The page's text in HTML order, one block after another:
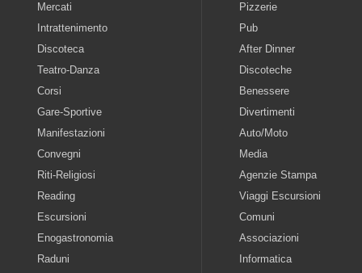
Mercati
Intrattenimento
Discoteca
Teatro-Danza
Corsi
Gare-Sportive
Manifestazioni
Convegni
Riti-Religiosi
Reading
Escursioni
Enogastronomia
Raduni
Pizzerie
Pub
After Dinner
Discoteche
Benessere
Divertimenti
Auto/Moto
Media
Agenzie Stampa
Viaggi Escursioni
Comuni
Associazioni
Informatica